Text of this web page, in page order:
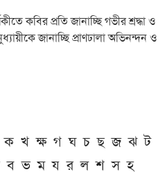
কবির প্রতি জানাচ্ছি গভীর শ্রদ্ধা ও
জানাচ্ছি প্রাণঢালা অভিনন্দন ও
ক খ ক্ষ গ ঘ চ ছ জ ঝ ট
ব ভ ম য র ল শ স হ